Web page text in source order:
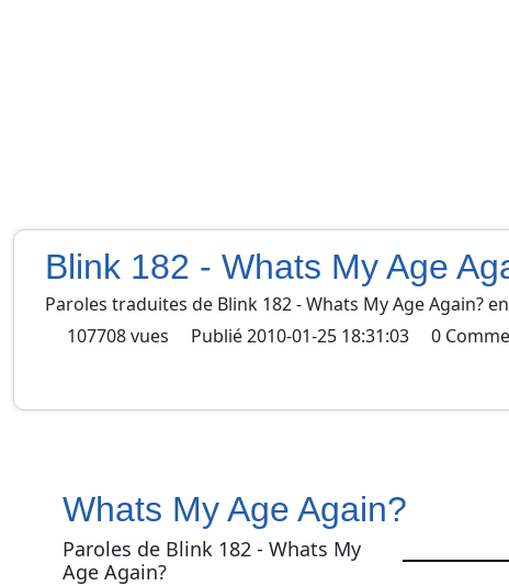
Blink 182 - Whats My Age
Paroles traduites de Blink 182-Whats My Age Again? en
107708vues Publié2010-01-25 18:31:03 0
Whats My Age Again?
Paroles de Blink 182 - Whats My
Age Again?